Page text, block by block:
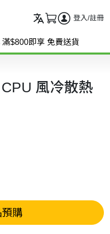
登入/註冊
滿$800即享 免費送貨
風冷散熱
購